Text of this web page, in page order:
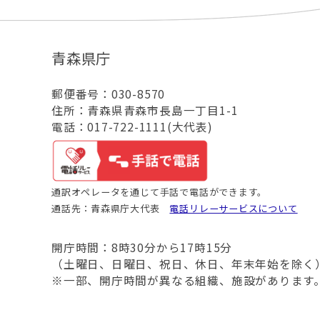
青森県庁
郵便番号：030-8570
住所：青森県青森市長島一丁目1-1
電話：017-722-1111(大代表)
通訳オペレータを通じて手話で電話ができます。
通話先：青森県庁大代表 電話リレーサービスについて
開庁時間：8時30分から17時15分
（土曜日、日曜日、祝日、休日、年末年始を除く
※一部、開庁時間が異なる組織、施設があります